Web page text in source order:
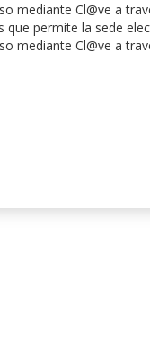
mediante Cl@ve a
que permite la sede
mediante Cl@ve a